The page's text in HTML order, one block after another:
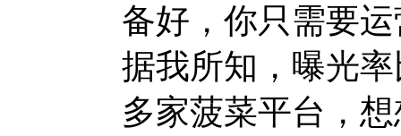
备好，你只需要
据我所知，曝光
多家菠菜平台，